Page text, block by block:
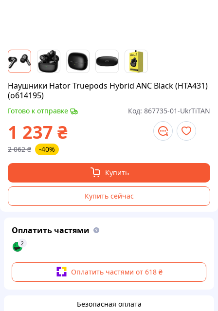
Наушники Hator Truepods Hybrid ANC Black (HTA431)
(o614195)
Готово к отправке Код: 867735-01-UkrTiTAN
1 237 ₴
2 062 ₴ -40%
Купить
Купить сейчас
Оплатить частями
2
Оплатить частями от 618 ₴
Безопасная оплата